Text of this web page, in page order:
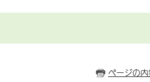
ページの